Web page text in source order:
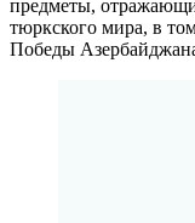
предметы,
тюркского мира, в
Победы